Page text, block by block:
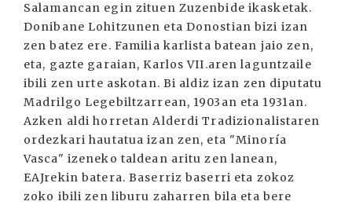
Salamancan egin zituen Zuzenbide ikasketak.
Donibane Lohitzunen eta Donostian bizi izan
zen batez ere. Familia karlista batean jaio zen,
eta, gazte garaian, Karlos VII.aren laguntzaile
ibili zen urte askotan. Bi aldiz izan zen diputatu
Madrilgo Legebiltzarrean, 1903an eta 1931an.
Azken aldi horretan Alderdi Tradizionalistaren
ordezkari hautatua izan zen, eta "Minoría
Vasca" izeneko taldean aritu zen lanean,
EAJrekin batera. Baserriz baserri eta zokoz
zoko ibili zen liburu zaharren bila eta bere